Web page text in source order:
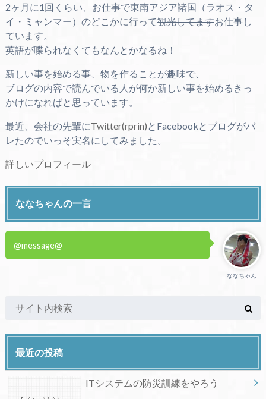
2ヶ月に1回くらい、お仕事で東南アジア諸国（ラオス・タ
イ・ミャンマー）のどこかに行って観光してますお仕事し
ています。
英語が喋られなくてもなんとかなるね！
新しい事を始める事、物を作ることが趣味で、
ブログの内容で読んでいる人が何か新しい事を始めるきっ
かけになればと思っています。
最近、会社の先輩にTwitter(rprin) とFacebookとブログがバ
レたのでいっそ実名にしてみました。
詳しいプロフィール
ななちゃんの一言
ななちゃん
@message@
最近の投稿
ITシステムの防災訓練をやろう